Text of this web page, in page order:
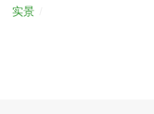
实景